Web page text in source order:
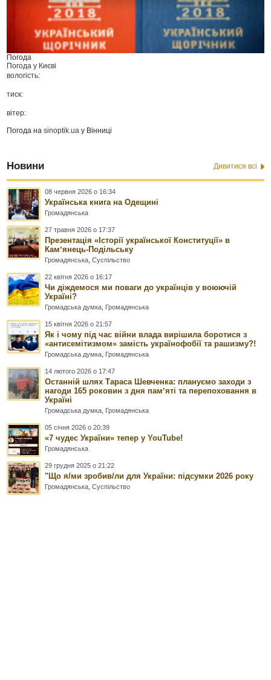
Погода
Погода у Києві
вологість:
тиск:
вітер:
Погода наsinoptik.ua у Вінниці
Новини Дивитися всі
08 червня 2026 о 16:34
Українська книга на Одещині
Громадянська
27 травня 2026 о 17:37
Презентація «Історії української Конституції» в
Камʼянець-Подільську
Громадянська ,Суспільство
22 квітня 2026 о 16:17
Чи діждемося ми поваги до українців у воюючій
Україні?
Громадська думка Громадянська
15 квітня 2026 о 21:57
Як і чому під час війни влада вирішила боротися з
«антисемітизмом» замість українофобії та рашизму?!
Громадська думка Громадянська
14 лютого 2026 о 17:47
Останній шлях Тараса Шевченка: плануємо заходи з
нагоди 165 роковин з дня памʼяті та перепоховання в
Україні
Громадська думка Громадянська
05 січня 2026 о 20:39
«7 чудес України» тепер у YouTube!
Громадянська
29 грудня 2025 о 21:22
"Що я/ми зробив/ли для України: підсумки 2026 року
Громадянська ,Суспільство